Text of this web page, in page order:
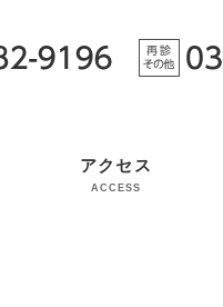
アクセス
ACCESS